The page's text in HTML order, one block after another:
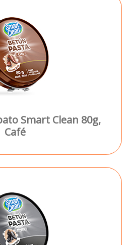
Smart Clean 80g,
Café